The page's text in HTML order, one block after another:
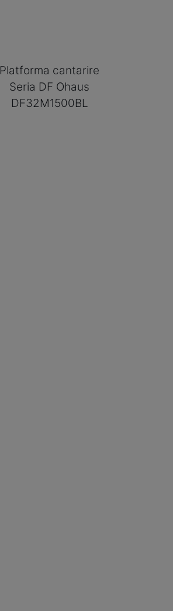
Platforma cantarire
Seria DF Ohaus
DF32M1500BL